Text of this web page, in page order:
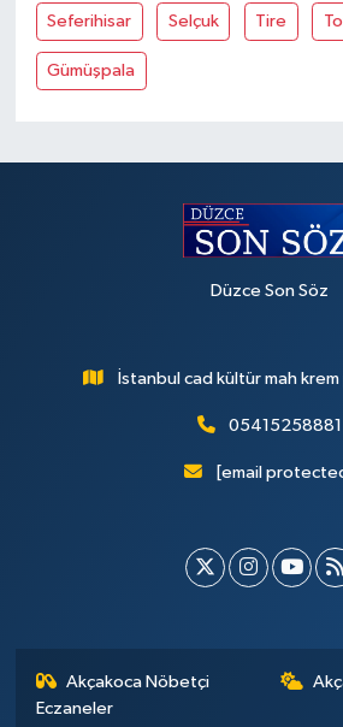
Seferihisar Selçuk Tire
Gümüşpala
Düzce Son Söz
İstanbul cad kültür mah
05415258881
[email
Akçakoca Nöbetçi
Eczaneler